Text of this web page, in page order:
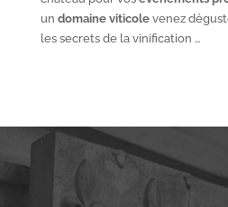
un domaine viticolevenez
les secrets de la vinification …